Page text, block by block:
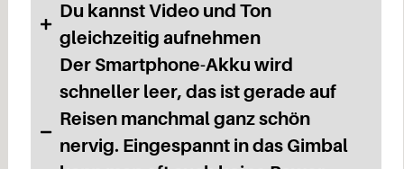
Du kannst Video und Ton
gleichzeitig aufnehmen
Der Smartphone-Akku wird
schneller leer, das ist gerade auf
Reisen manchmal ganz schön
nervig. Eingespannt in das Gimbal